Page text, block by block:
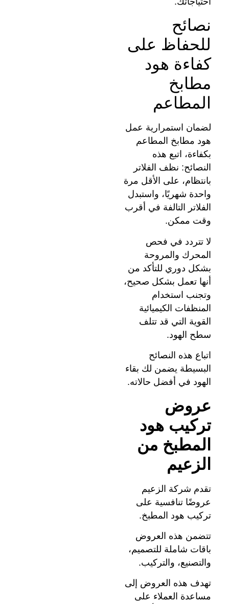
نصائح
للحفاظ على
كفاءة هود
مطابخ
المطاعم
لضمان استمرارية عمل
هود مطابخ المطاعم
بكفاءة، اتبع هذه
النصائح: نظف الفلاتر
بانتظام، على الأقل مرة
واحدة شهريًا، واستبدل
الفلاتر التالفة في أقرب
وقت ممكن.
لا تتردد في فحص
المحرك والمروحة
بشكل دوري للتأكد من
أنها تعمل بشكل صحيح،
وتجنب استخدام
المنظفات الكيميائية
القوية التي قد تتلف
سطح الهود.
اتباع هذه النصائح
البسيطة يضمن لك بقاء
الهود في أفضل حالاته.
عروض
تركيب هود
المطبخ من
الزعيم
تقدم شركة الزعيم
عروضًا تنافسية على
تركيب هود المطبخ.
تتضمن هذه العروض
باقات شاملة للتصميم،
والتصنيع، والتركيب.
تهدف هذه العروض إلى
مساعدة العملاء على